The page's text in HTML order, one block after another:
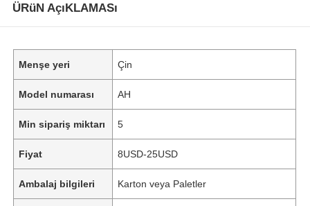
ÜRüN AçıKLAMASı
Menşe yeri Çin
Model numarası AH
Min sipariş miktarı 5
Fiyat 8USD-25USD
Ambalaj bilgileri Karton veya Paletler